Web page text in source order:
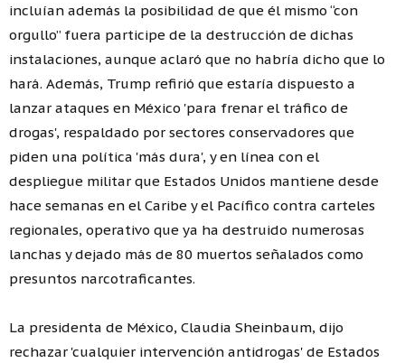
incluían además la posibilidad de que él mismo “con
orgullo” fuera participe de la destrucción de dichas
instalaciones, aunque aclaró que no habría dicho que lo
hará. Además, Trump refirió que estaría dispuesto a
lanzar ataques en México 'para frenar el tráfico de
drogas', respaldado por sectores conservadores que
piden una política 'más dura', y en línea con el
despliegue militar que Estados Unidos mantiene desde
hace semanas en el Caribe y el Pacífico contra carteles
regionales, operativo que ya ha destruido numerosas
lanchas y dejado más de 80 muertos señalados como
presuntos narcotraficantes.
La presidenta de México, Claudia Sheinbaum, dijo
rechazar 'cualquier intervención antidrogas' de Estados